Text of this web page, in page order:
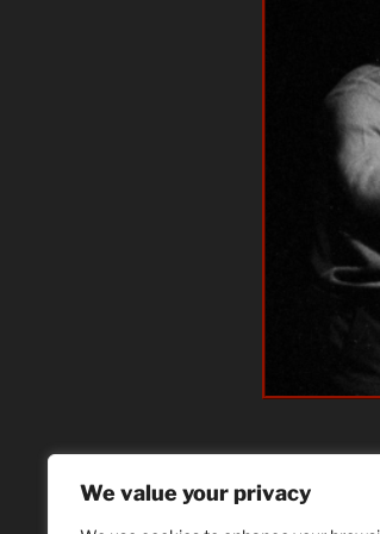
We value your privacy